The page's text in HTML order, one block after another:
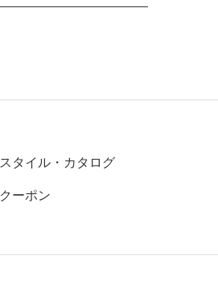
スタイル・カタログ
クーポン